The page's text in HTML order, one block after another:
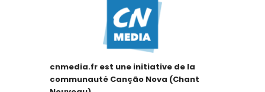
cnmedia.fr est une initiative de la
communauté Canção Nova (Chant